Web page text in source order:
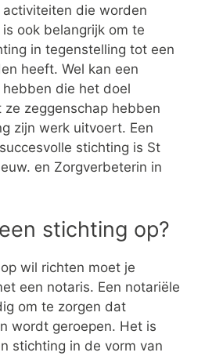
die worden
ook belangrijk om te
in tegenstelling tot een
heeft. Wel kan een
die het doel
zeggenschap hebben
zijn werk uitvoert. Een
stichting is St
en Zorgverbeterin in
stichting op?
wil richten moet je
een notaris. Een notariële
om te zorgen dat
wordt geroepen. Het is
stichting in de vorm van